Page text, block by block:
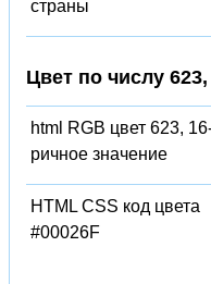
страны
Цвет по числу
html RGB цвет 623,
ричное значение
HTML CSS код цвета
#00026F